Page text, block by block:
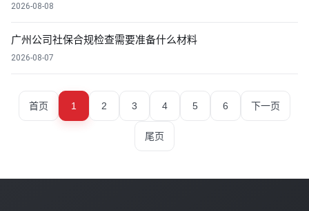
2026-08-08
广州公司社保合规检查需要准备什么材料
2026-08-07
首页 1 2 3 4 5 6 下一页
尾页